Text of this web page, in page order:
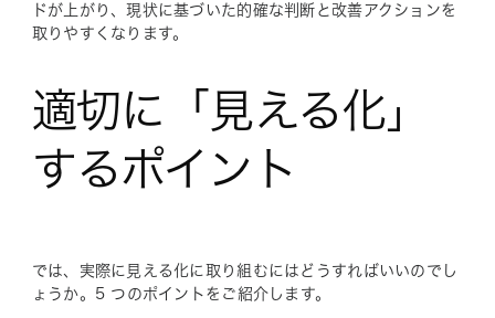
ドが上がり、現状に基づいた的確な判断と改善アクションを
取りやすくなります。
適切に「見える化」
するポイント
では、実際に見える化に取り組むにはどうすればいいのでし
ょうか。5 つのポイントをご紹介します。